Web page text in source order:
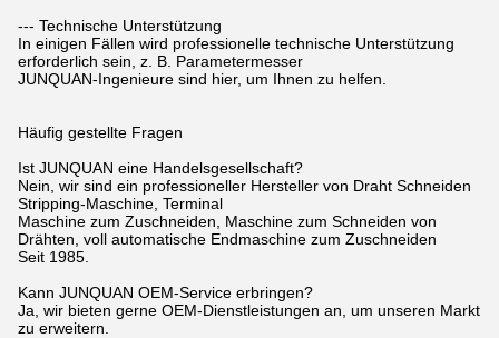
--- Technische Unterstützung
In einigen Fällen wird professionelle technische Unterstützung
erforderlich sein, z. B. Parametermesser
JUNQUAN-Ingenieure sind hier, um Ihnen zu helfen.
Häufig gestellte Fragen
Ist JUNQUAN eine Handelsgesellschaft?
Nein, wir sind ein professioneller Hersteller von Draht Schneiden
Stripping-Maschine, Terminal
Maschine zum Zuschneiden, Maschine zum Schneiden von
Drähten, voll automatische Endmaschine zum Zuschneiden
Seit 1985.
Kann JUNQUAN OEM-Service erbringen?
Ja, wir bieten gerne OEM-Dienstleistungen an, um unseren Markt
zu erweitern.